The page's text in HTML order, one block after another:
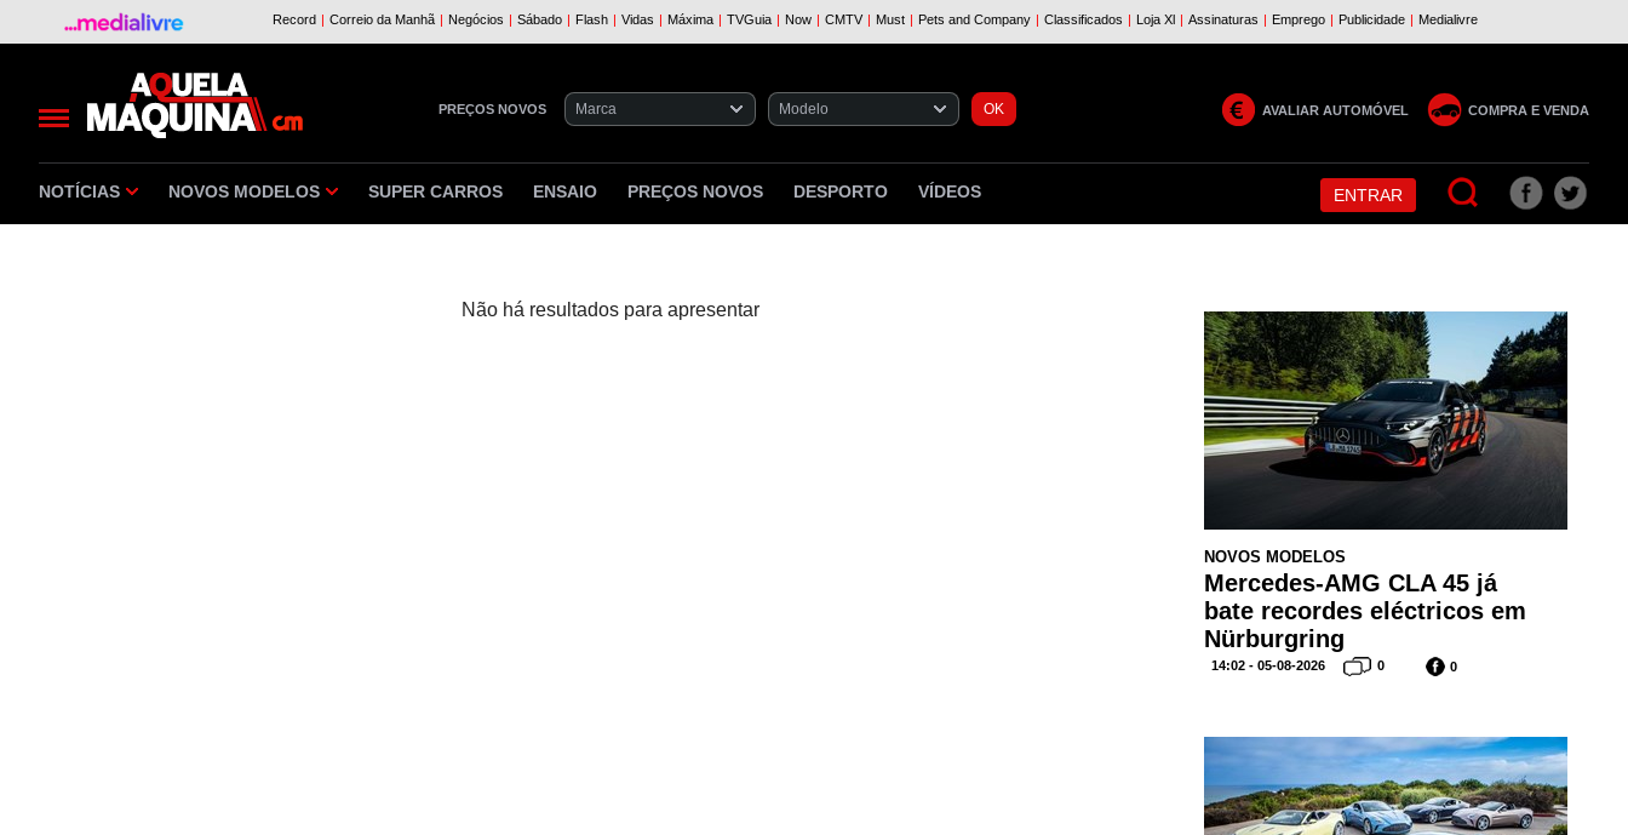
AVALIAR AUTOMÓVEL COMPRA E VENDA
PREÇOS NOVOS
NOTÍCIAS NOVOS MODELOS SUPER CARROS ENSAIO PREÇOS NOVOS DESPORTO VÍDEOS ENTRAR
Não há resultados para apresentar
NOVOS MODELOS
Mercedes-AMG CLA 45 já
bate recordes eléctricos em
Nürburgring
14:02 - 05-08-2026 0 0